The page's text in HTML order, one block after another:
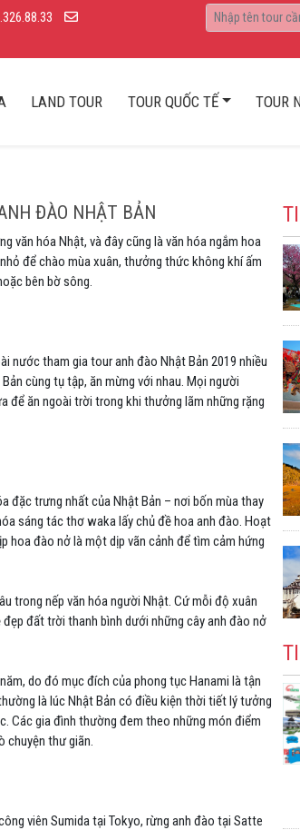
LAND TOUR TOUR QUỐC TẾ TOUR
ĐÀO NHẬT BẢN
văn hóa Nhật, và đây cũng là văn hóa ngắm hoa
để chào mùa xuân, thưởng thức không khí ấm
bên bờ sông.
nước tham gia tour anh đào Nhật Bản 2019 nhiều
cùng tụ tập, ăn mừng với nhau. Mọi người
để ăn ngoài trời trong khi thưởng lãm những rặng
đặc trưng nhất của Nhật Bản – nơi bốn mùa thay
sáng tác thơ waka lấy chủ đề hoa anh đào. Hoạt
hoa đào nở là một dịp vãn cảnh để tìm cảm hứng
trong nếp văn hóa người Nhật. Cứ mỗi độ xuân
đất trời thanh bình dưới những cây anh đào nở
do đó mục đích của phong tục Hanami là tận
là lúc Nhật Bản có điều kiện thời tiết lý tưởng
Các gia đình thường đem theo những món điểm
chuyện thư giãn.
viên Sumida tại Tokyo, rừng anh đào tại Satte